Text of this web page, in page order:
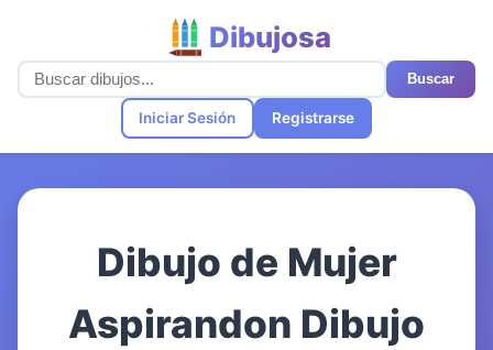
Dibujosa
Buscar
Iniciar Sesión Registrarse
Dibujo de Mujer
Aspirandon Dibujo